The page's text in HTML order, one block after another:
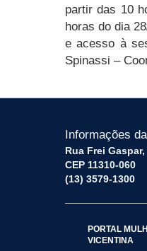
partir das 10
horas do dia
e acesso à
Spinassi –
Informações
Rua Frei
CEP 11310-060
(13) 3579-1300
PORTAL
VICENTINA